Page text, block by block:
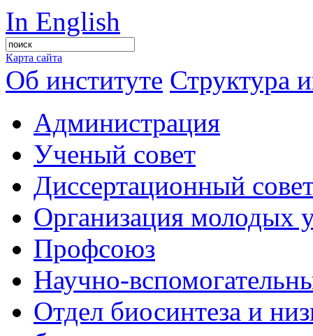
In English
Карта сайта
Об институте Структура
Администрация
Ученый совет
Диссертационный
Организация молодых
Профсоюз
Научно-
Отдел биосинтеза и